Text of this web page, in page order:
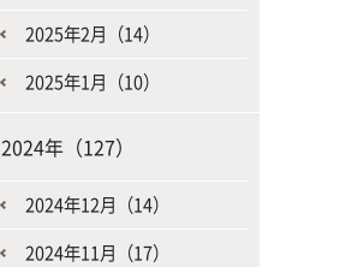
2025年2月（14）
2025年1月（10）
2024年（127）
2024年12月（14）
2024年11月（17）